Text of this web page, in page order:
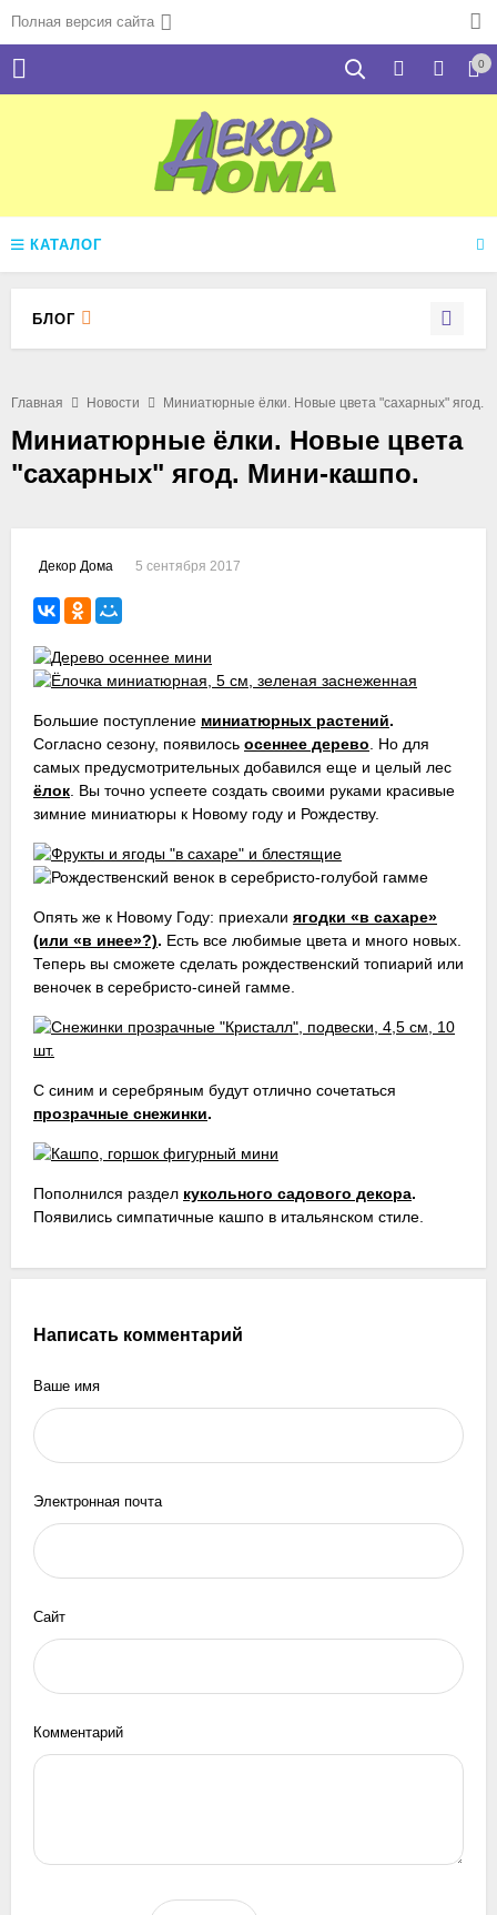
Полная версия сайта
0
КАТАЛОГ
Главная Новости Миниатюрные ёлки. Новые цвета "сахарных" ягод.
Миниатюрные ёлки. Новые цвета
"сахарных" ягод. Мини-кашпо.
Декор Дома 5 сентября 2017
Большие поступление миниатюрных растений.
Согласно сезону, появилось осеннее дерево. Но для
самых предусмотрительных добавился еще и целый лес
ёлок. Вы точно успеете создать своими руками красивые
зимние миниатюры к Новому году и Рождеству.
Опять же к Новому Году: приехали ягодки «в сахаре»
(или «в инее»?). Есть все любимые цвета и много новых.
Теперь вы сможете сделать рождественский топиарий или
веночек в серебристо-синей гамме.
С синим и серебряным будут отлично сочетаться
прозрачные снежинки.
Пополнился раздел кукольного садового декора.
Появились симпатичные кашпо в итальянском стиле.
Написать комментарий
Ваше имя
Электронная почта
Сайт
Комментарий
БЛОГ